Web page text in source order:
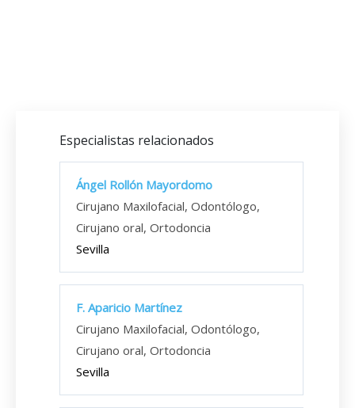
Especialistas relacionados
Ángel Rollón Mayordomo
Cirujano Maxilofacial, Odontólogo,
Cirujano oral, Ortodoncia
Sevilla
F. Aparicio Martínez
Cirujano Maxilofacial, Odontólogo,
Cirujano oral, Ortodoncia
Sevilla